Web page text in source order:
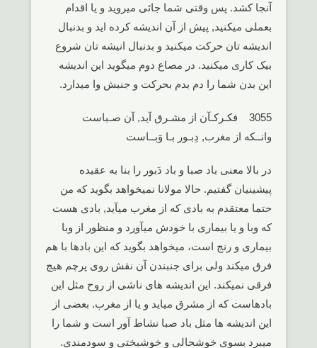
آنجا کشد. پس وقتی شما جائی میروید و یا اقدام
بعملی میکنید, پیش از آن اندیشه کرده اید و بدنبال
اندیشه تان حرکت میکنید و بدنبال انیشه تان شروع
بیک کاری میکنید. در مصاع دوم میگوید این اندیشه
این بدن شما را دم بدم بحرکت و جنبش وا میدارد.
3055 فکـرکـآن از مشـرق آید, آن صـباست
وانــکه از مغرب, دِبـور بـا وَبــاست
در بالا معنی باد صبا و باد دَبور را بنا به عقیده
پیشینیان گفتیم. حالا مولانا نمیخواهد بگوید که من
حتما معتقدم به بادی که از مغرب میآید, بادی هست
که وبا و یا بیماری با خودش میآورد و منظور از وبا
بیماری و رنج است، میخواهد بگوید که این بادها با هم
فرق میکند ولی برای جنبندن آن نقش روی پرچم هیچ
فرقی نمیکند. این اندیشه های ناشی از روح مثل این
بادهاست که از مشرق میاید و یا از مغرب. بعضی از
این اندیشه ها مثل باد صبا نشاط آور است و شما را
میبرد بسوی خوشحالی و خوشبختی و سودمندی.